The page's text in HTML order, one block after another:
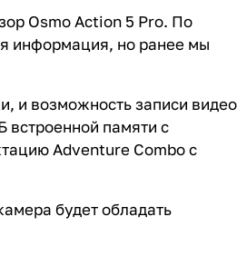
Osmo Action 5 Pro. По
информация, но ранее мы
и возможность записи видео
встроенной памяти с
Adventure Combo с
будет обладать